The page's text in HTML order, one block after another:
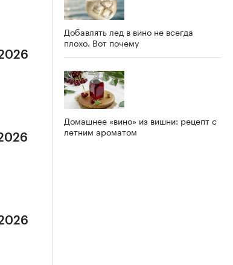
Добавлять лед в вино не всегда
плохо. Вот почему
Домашнее «вино» из вишни: рецепт с
летним ароматом